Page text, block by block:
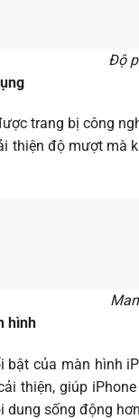
Độ
trang bị công
thiện độ mượt mà
hình
của màn hình
thiện, giúp
dung sống động